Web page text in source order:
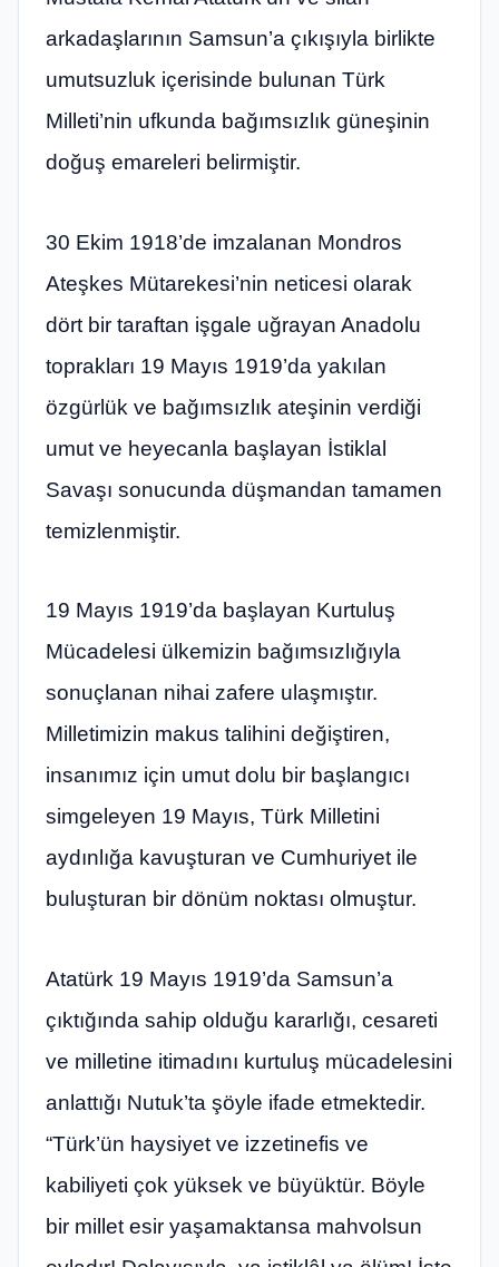
arkadaşlarının Samsun’a çıkışıyla birlikte
umutsuzluk içerisinde bulunan Türk
Milleti’nin ufkunda bağımsızlık güneşinin
doğuş emareleri belirmiştir.
30 Ekim 1918’de imzalanan Mondros
Ateşkes Mütarekesi’nin neticesi olarak
dört bir taraftan işgale uğrayan Anadolu
toprakları 19 Mayıs 1919’da yakılan
özgürlük ve bağımsızlık ateşinin verdiği
umut ve heyecanla başlayan İstiklal
Savaşı sonucunda düşmandan tamamen
temizlenmiştir.
19 Mayıs 1919’da başlayan Kurtuluş
Mücadelesi ülkemizin bağımsızlığıyla
sonuçlanan nihai zafere ulaşmıştır.
Milletimizin makus talihini değiştiren,
insanımız için umut dolu bir başlangıcı
simgeleyen 19 Mayıs, Türk Milletini
aydınlığa kavuşturan ve Cumhuriyet ile
buluşturan bir dönüm noktası olmuştur.
Atatürk 19 Mayıs 1919’da Samsun’a
çıktığında sahip olduğu kararlığı, cesareti
ve milletine itimadını kurtuluş mücadelesini
anlattığı Nutuk’ta şöyle ifade etmektedir.
“Türk’ün haysiyet ve izzetinefis ve
kabiliyeti çok yüksek ve büyüktür. Böyle
bir millet esir yaşamaktansa mahvolsun